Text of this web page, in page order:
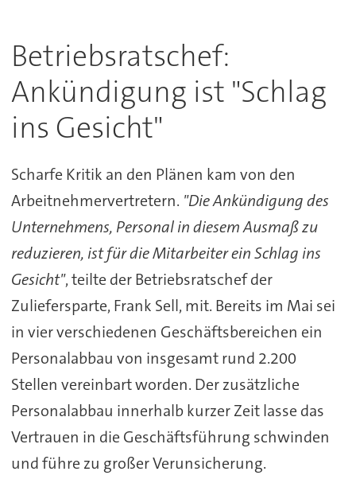
Betriebsratschef:
Ankündigung ist "Schlag
ins Gesicht"
Scharfe Kritik an den Plänen kam von den
Arbeitnehmervertretern. "Die Ankündigung des
Unternehmens, Personal in diesem Ausmaß zu
reduzieren, ist für die Mitarbeiter ein Schlag ins
Gesicht", teilte der Betriebsratschef der
Zuliefersparte, Frank Sell, mit. Bereits im Mai sei
in vier verschiedenen Geschäftsbereichen ein
Personalabbau von insgesamt rund 2.200
Stellen vereinbart worden. Der zusätzliche
Personalabbau innerhalb kurzer Zeit lasse das
Vertrauen in die Geschäftsführung schwinden
und führe zu großer Verunsicherung.